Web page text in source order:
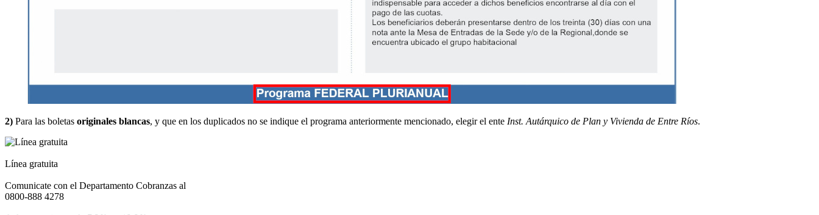
2) Para las boletas originales blancas, y que en los duplicados no se indique el programa anteriormente mencionado, elegir el ente Inst. Autárquico de Plan y Vivienda de Entre Ríos.
Línea gratuita
Comunicate con el Departamento Cobranzas al
0800-888 4278